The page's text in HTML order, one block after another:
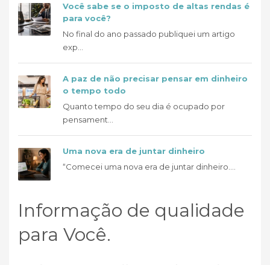
Você sabe se o imposto de altas rendas é
para você?
No final do ano passado publiquei um artigo
exp...
A paz de não precisar pensar em dinheiro
o tempo todo
Quanto tempo do seu dia é ocupado por
pensament...
Uma nova era de juntar dinheiro
“Comecei uma nova era de juntar dinheiro....
Informação de qualidade
para Você.